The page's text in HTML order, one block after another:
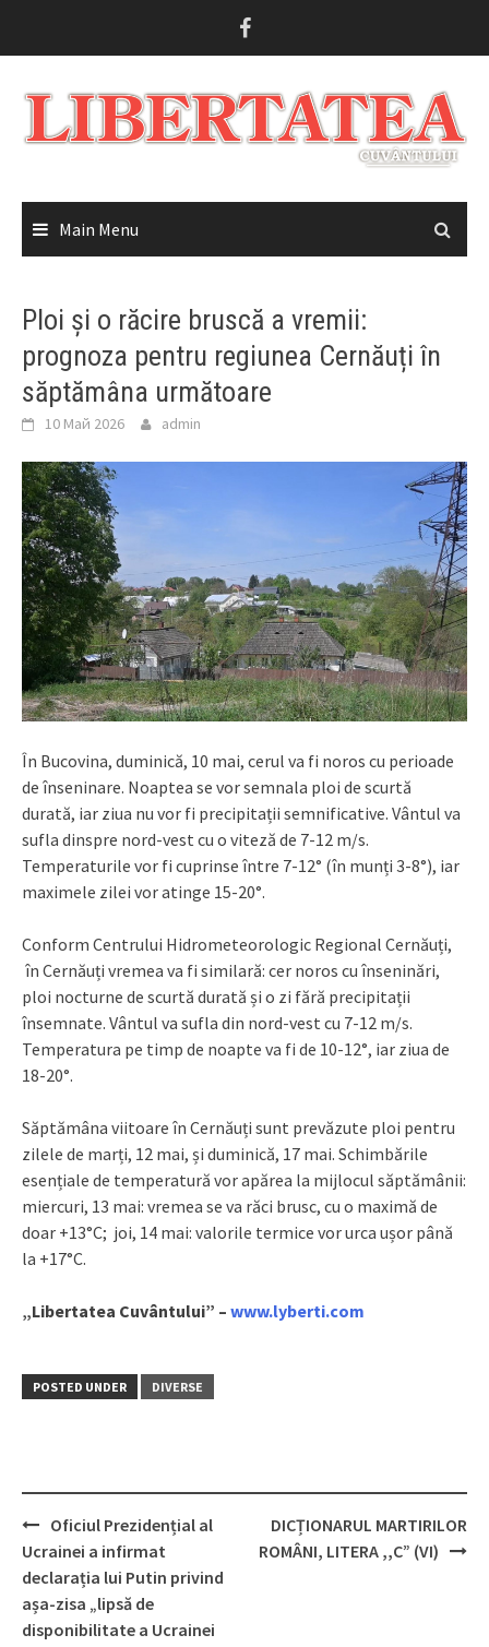
Main Menu
Ploi și o răcire bruscă a vremii:
prognoza pentru regiunea Cernăuți în
săptămâna următoare
10 Май 2026 admin
În Bucovina, duminică, 10 mai, cerul va fi noros cu perioade
de înseninare. Noaptea se vor semnala ploi de scurtă
durată, iar ziua nu vor fi precipitații semnificative. Vântul va
sufla dinspre nord-vest cu o viteză de 7-12 m/s.
Temperaturile vor fi cuprinse între 7-12° (în munți 3-8°), iar
maximele zilei vor atinge 15-20°.
Conform Centrului Hidrometeorologic Regional Cernăuți,
în Cernăuți vremea va fi similară: cer noros cu înseninări,
ploi nocturne de scurtă durată și o zi fără precipitații
însemnate. Vântul va sufla din nord-vest cu 7-12 m/s.
Temperatura pe timp de noapte va fi de 10-12°, iar ziua de
18-20°.
Săptămâna viitoare în Cernăuți sunt prevăzute ploi pentru
zilele de marți, 12 mai, și duminică, 17 mai. Schimbările
esențiale de temperatură vor apărea la mijlocul săptămânii:
miercuri, 13 mai: vremea se va răci brusc, cu o maximă de
doar +13°C; joi, 14 mai: valorile termice vor urca ușor până
la +17°C.
„Libertatea Cuvântului” – www.lyberti.com
POSTED UNDER DIVERSE
Post
navigation
Oficiul Prezidențial al
Ucrainei a infirmat
declarația lui Putin privind
așa-zisa „lipsă de
disponibilitate a Ucrainei
DICȚIONARUL MARTIRILOR
ROMÂNI, LITERA ,,C” (VI)